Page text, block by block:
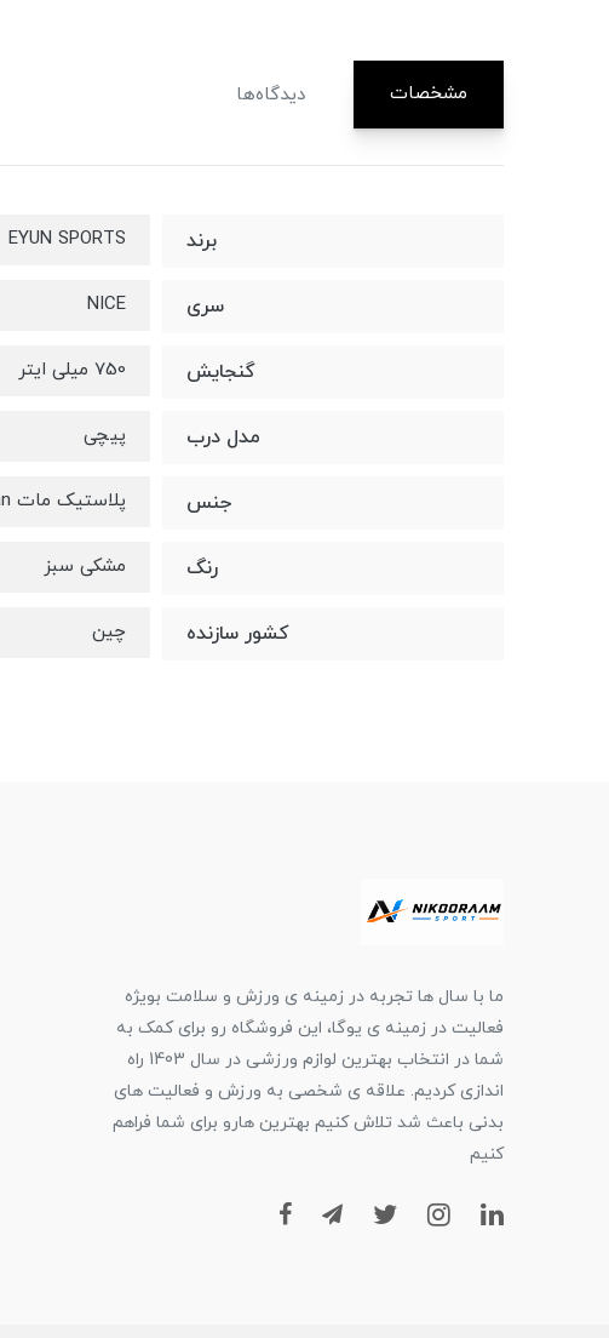
مشخصات دیدگاه‌ها
برند EYUN SPORTS
سری NICE
گنجایش 750 میلی ایتر
مدل درب پیچی
جنس پلاستیک مات Tritan
رنگ مشکی سبز
کشور سازنده چین
ما با سال ها تجربه در زمینه ی ورزش و سلامت بویژه
فعالیت در زمینه ی یوگا، این فروشگاه رو برای کمک به
شما در انتخاب بهترین لوازم ورزشی در سال 1403 راه
اندازی کردیم. علاقه ی شخصی به ورزش و فعالیت های
بدنی باعث شد تلاش کنیم بهترین هارو برای شما فراهم
کنیم